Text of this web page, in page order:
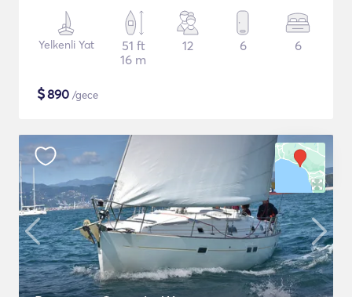
Yelkenli Yat
51 ft
16 m
12 6 6
$890 /gece